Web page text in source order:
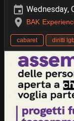
Wednesday,
BAK
cabaret diritti